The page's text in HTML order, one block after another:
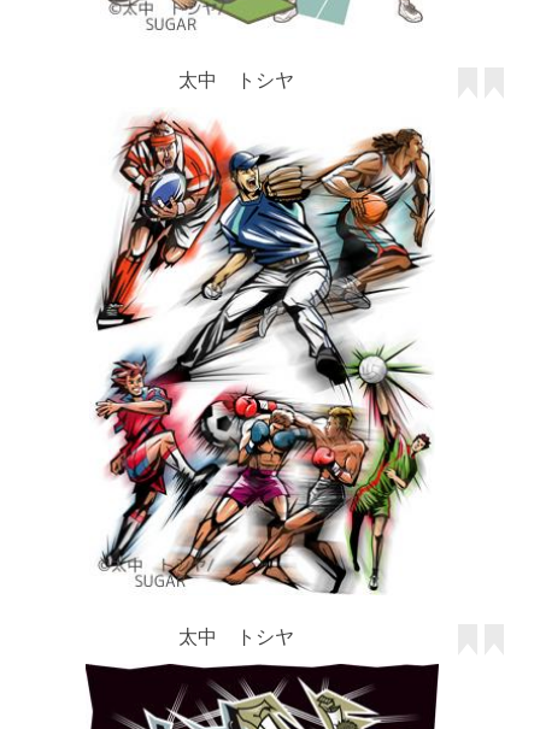
太中 トシヤ
太中 トシヤ